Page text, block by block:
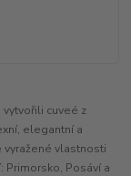
cuveé z
elegantní a
vyražené vlastnosti
Primorsko, Posáví a